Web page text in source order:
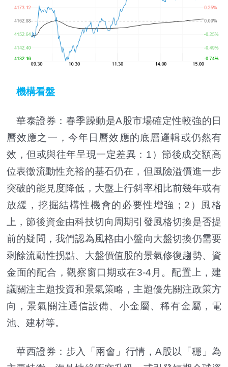
機構看盤
華泰證券：春季躁動是A股市場確定性較強的日
曆效應之一，今年日曆效應的底層邏輯或仍然有
效，但或與往年呈現一定差異：1）節後成交額高
位表徵流動性充裕的基石仍在，但風險溢價進一步
突破的能見度降低，大盤上行斜率相比前幾年或有
放緩，挖掘結構性機會的必要性增強；2）風格
上，節後資金由科技切向周期引發風格切換是否提
前的疑問，我們認為風格由小盤向大盤切換仍需要
剩餘流動性拐點、大盤價值股的景氣修復趨勢、資
金面的配合，觀察窗口期或在3-4月。配置上，建
議關注主題投資和景氣策略，主題優先關注政策方
向，景氣關注通信設備、小金屬、稀有金屬，電
池、建材等。
華西證券：步入「兩會」行情，A股以「穩」為